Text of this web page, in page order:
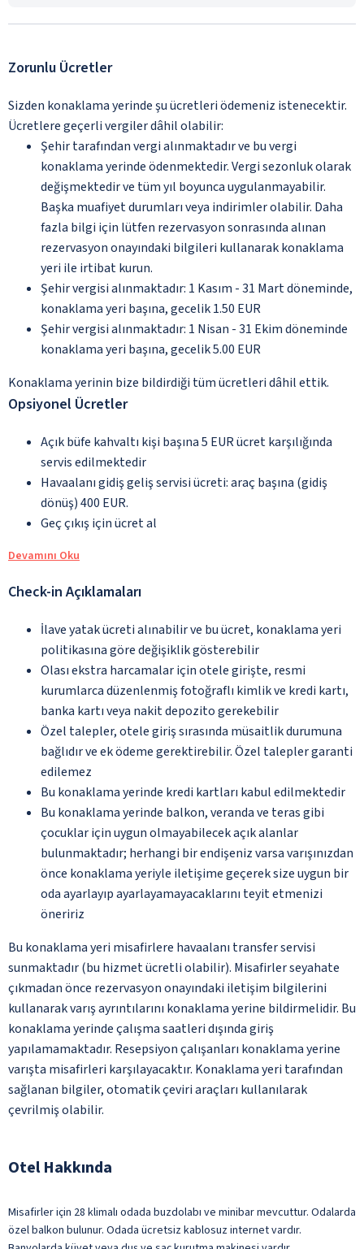
Zorunlu Ücretler
Sizden konaklama yerinde şu ücretleri ödemeniz istenecektir.
Ücretlere geçerli vergiler dâhil olabilir:
Şehir tarafından vergi alınmaktadır ve bu vergi
konaklama yerinde ödenmektedir. Vergi sezonluk olarak
değişmektedir ve tüm yıl boyunca uygulanmayabilir.
Başka muafiyet durumları veya indirimler olabilir. Daha
fazla bilgi için lütfen rezervasyon sonrasında alınan
rezervasyon onayındaki bilgileri kullanarak konaklama
yeri ile irtibat kurun.
Şehir vergisi alınmaktadır: 1 Kasım - 31 Mart döneminde,
konaklama yeri başına, gecelik 1.50 EUR
Şehir vergisi alınmaktadır: 1 Nisan - 31 Ekim döneminde
konaklama yeri başına, gecelik 5.00 EUR
Konaklama yerinin bize bildirdiği tüm ücretleri dâhil ettik.
Opsiyonel Ücretler
Açık büfe kahvaltı kişi başına 5 EUR ücret karşılığında
servis edilmektedir
Havaalanı gidiş geliş servisi ücreti: araç başına (gidiş
dönüş) 400 EUR.
Geç çıkış için ücret al
Devamını Oku
Check-in Açıklamaları
İlave yatak ücreti alınabilir ve bu ücret, konaklama yeri
politikasına göre değişiklik gösterebilir
Olası ekstra harcamalar için otele girişte, resmi
kurumlarca düzenlenmiş fotoğraflı kimlik ve kredi kartı,
banka kartı veya nakit depozito gerekebilir
Özel talepler, otele giriş sırasında müsaitlik durumuna
bağlıdır ve ek ödeme gerektirebilir. Özel talepler garanti
edilemez
Bu konaklama yerinde kredi kartları kabul edilmektedir
Bu konaklama yerinde balkon, veranda ve teras gibi
çocuklar için uygun olmayabilecek açık alanlar
bulunmaktadır; herhangi bir endişeniz varsa varışınızdan
önce konaklama yeriyle iletişime geçerek size uygun bir
oda ayarlayıp ayarlayamayacaklarını teyit etmenizi
öneririz
Bu konaklama yeri misafirlere havaalanı transfer servisi
sunmaktadır (bu hizmet ücretli olabilir). Misafirler seyahate
çıkmadan önce rezervasyon onayındaki iletişim bilgilerini
kullanarak varış ayrıntılarını konaklama yerine bildirmelidir. Bu
konaklama yerinde çalışma saatleri dışında giriş
yapılamamaktadır. Resepsiyon çalışanları konaklama yerine
varışta misafirleri karşılayacaktır. Konaklama yeri tarafından
sağlanan bilgiler, otomatik çeviri araçları kullanılarak
çevrilmiş olabilir.
Otel Hakkında
Misafirler için 28 klimalı odada buzdolabı ve minibar mevcuttur. Odalarda
özel balkon bulunur. Odada ücretsiz kablosuz internet vardır.